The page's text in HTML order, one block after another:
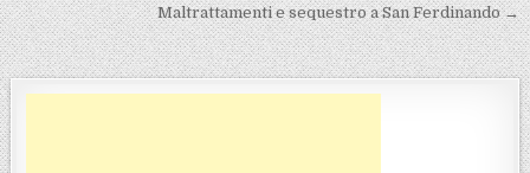
Maltrattamenti e sequestro a San Ferdinando →